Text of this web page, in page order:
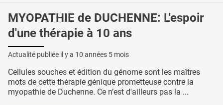
MYOPATHIE de DUCHENNE: L'espoir
d'une thérapie à 10 ans
Actualité publiée il y a 10 années 5 mois
Cellules souches et édition du génome sont les maîtres
mots de cette thérapie génique prometteuse contre la
myopathie de Duchenne. Ce n’est d'ailleurs pas la ...